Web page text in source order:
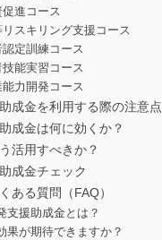
進コース
スキリング支援コース
定訓練コース
能実習コース
力開発コース
成金を利用する際の注意点
成金は何に効くか？
活用すべきか？
成金チェック
ある質問（FAQ）
支援助成金とは？
果が期待できますか？